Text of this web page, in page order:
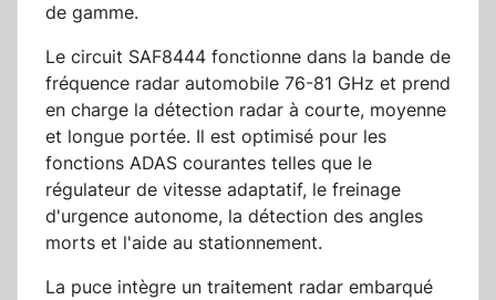
de gamme.
Le circuit SAF8444 fonctionne dans la bande de
fréquence radar automobile 76-81 GHz et prend
en charge la détection radar à courte, moyenne
et longue portée. Il est optimisé pour les
fonctions ADAS courantes telles que le
régulateur de vitesse adaptatif, le freinage
d'urgence autonome, la détection des angles
morts et l'aide au stationnement.
La puce intègre un traitement radar embarqué